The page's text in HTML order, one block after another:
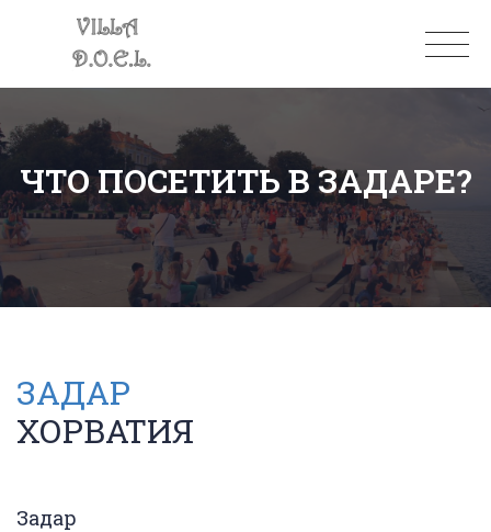
ЧТО ПОСЕТИТЬ В ЗАДАРЕ?
ЗАДАР
ХОРВАТИЯ
Задар